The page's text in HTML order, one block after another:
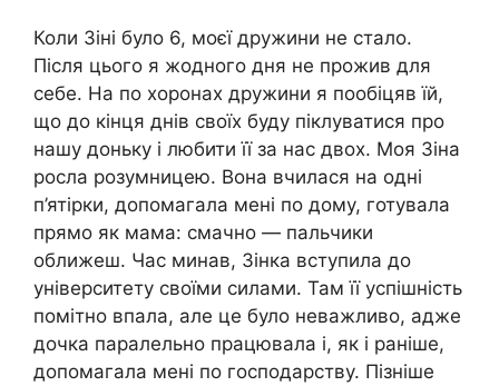
Коли Зіні було 6, моєї дружини не стало.
Після цього я жодного дня не прожив для
себе. На по хоронах дружини я пообіцяв їй,
що до кінця днів своїх буду піклуватися про
нашу доньку і любити її за нас двох. Моя Зіна
росла розумницею. Вона вчилася на одні
п’ятірки, допомагала мені по дому, готувала
прямо як мама: смачно — пальчики
оближеш. Час минав, Зінка вступила до
університету своїми силами. Там її успішність
помітно впала, але це було неважливо, адже
дочка паралельно працювала і, як і раніше,
допомагала мені по господарству. Пізніше